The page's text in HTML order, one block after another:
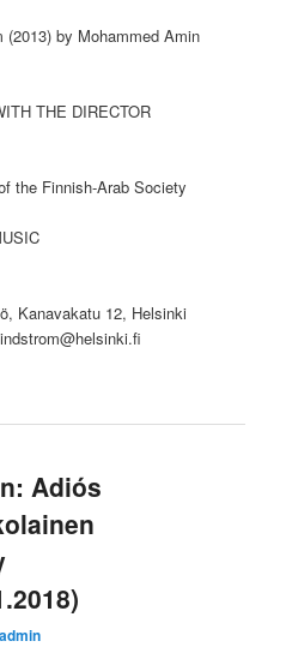
by Mohammed Amin
THE DIRECTOR
the Finnish-Arab Society
Kanavakatu 12, Helsinki
Adiós
admin